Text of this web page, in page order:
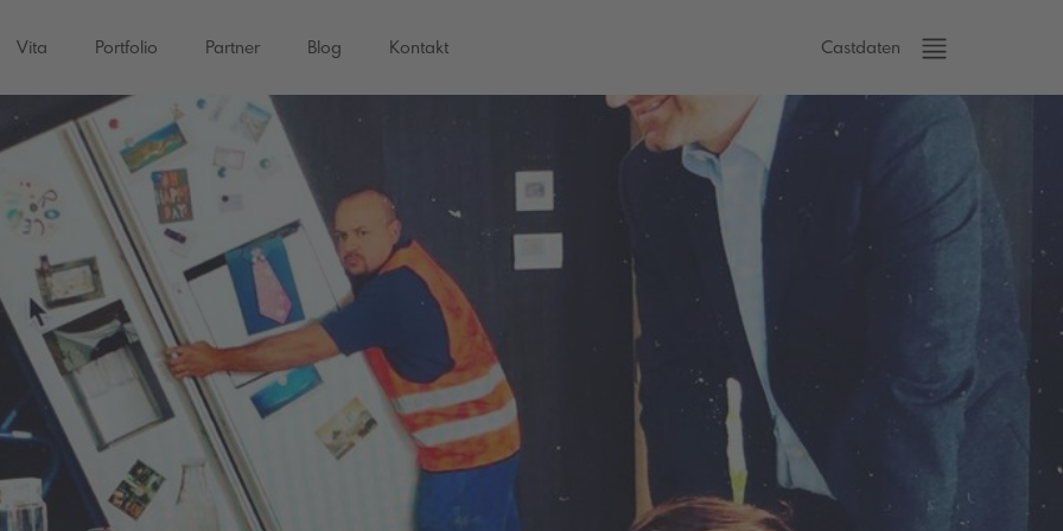
Vita Portfolio Partner Blog Kontakt Castdaten